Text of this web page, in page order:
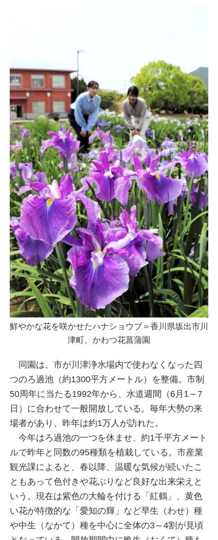
鮮やかな花を咲かせたハナショウブ＝香川県坂出市川
津町、かわつ花菖蒲園
同園は、市が川津浄水場内で使わなくなった四
つのろ過池（約1300平方メートル）を整備。市制
50周年に当たる1992年から、水道週間（6月1～7
日）に合わせて一般開放している。毎年大勢の来
場者があり、昨年は約1万人が訪れた。
今年はろ過池の一つを休ませ、約1千平方メート
ルで昨年と同数の95種類を植栽している。市産業
観光課によると、春以降、温暖な気候が続いたこ
ともあって色付きや花ぶりなど良好な出来栄えと
いう。現在は紫色の大輪を付ける「紅鶴」、黄色
い花が特徴的な「愛知の輝」など早生（わせ）種
や中生（なかて）種を中心に全体の3～4割が見頃